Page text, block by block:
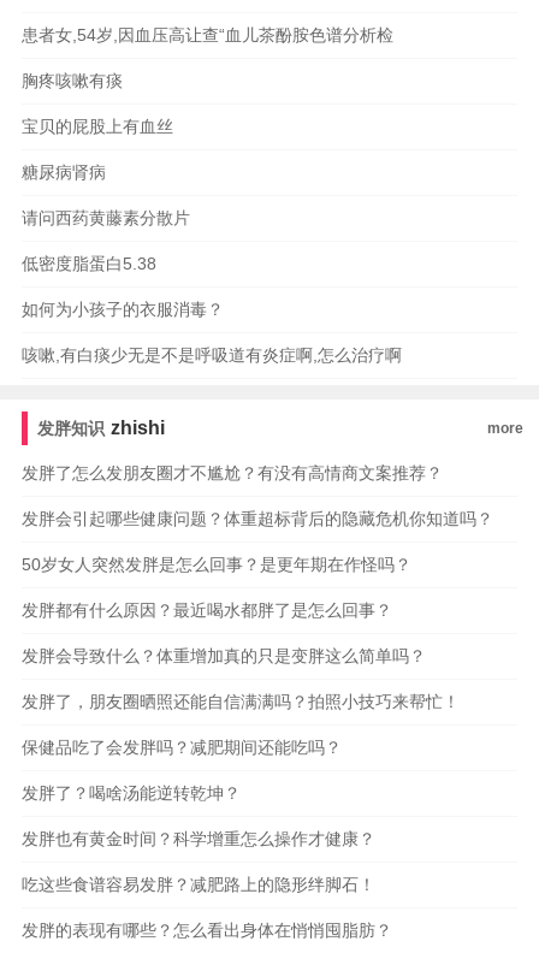
患者女,54岁,因血压高让查“血儿茶酚胺色谱分析检
胸疼咳嗽有痰
宝贝的屁股上有血丝
糖尿病肾病
请问西药黄藤素分散片
低密度脂蛋白5.38
如何为小孩子的衣服消毒？
咳嗽,有白痰少无是不是呼吸道有炎症啊,怎么治疗啊
发胖知识 zhishi more
发胖了怎么发朋友圈才不尴尬？有没有高情商文案推荐？
发胖会引起哪些健康问题？体重超标背后的隐藏危机你知道吗？
50岁女人突然发胖是怎么回事？是更年期在作怪吗？
发胖都有什么原因？最近喝水都胖了是怎么回事？
发胖会导致什么？体重增加真的只是变胖这么简单吗？
发胖了，朋友圈晒照还能自信满满吗？拍照小技巧来帮忙！
保健品吃了会发胖吗？减肥期间还能吃吗？
发胖了？喝啥汤能逆转乾坤？
发胖也有黄金时间？科学增重怎么操作才健康？
吃这些食谱容易发胖？减肥路上的隐形绊脚石！
发胖的表现有哪些？怎么看出身体在悄悄囤脂肪？